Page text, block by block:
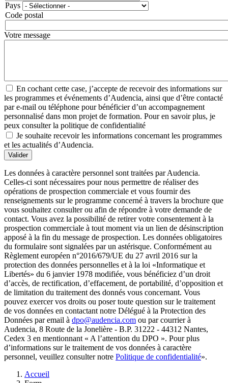
Adresse
Pays
Code postal
Votre message
En cochant cette case, j’accepte de recevoir des informations sur
les programmes et événements d’Audencia, ainsi que d’être contacté
par e-mail ou téléphone pour bénéficier d’un accompagnement
personnalisé dans mon projet de formation. Pour en savoir plus, je
peux consulter la politique de confidentialité
Je souhaite recevoir les informations concernant les programmes
et les actualités d’Audencia.
Valider
Les données à caractère personnel sont traitées par Audencia.
Celles-ci sont nécessaires pour nous permettre de réaliser des
opérations de prospection commerciale et vous fournir des
renseignements sur le programme concerné à travers la brochure que
vous souhaitez consulter ou afin de répondre à votre demande de
contact. Vous avez la possibilité de retirer votre consentement à la
prospection commerciale à tout moment via un lien de désinscription
apposé à la fin du message de prospection. Les données obligatoires
du formulaire sont signalées par un astérisque. Conformément au
Règlement européen n°2016/679/UE du 27 avril 2016 sur la
protection des données personnelles et à la loi «Informatique et
Libertés» du 6 janvier 1978 modifiée, vous bénéficiez d’un droit
d’accès, de rectification, d’effacement, de portabilité, d’opposition et
de limitation du traitement des donnés vous concernant. Vous
pouvez exercer vos droits ou poser toute question sur le traitement
de vos données en contactant notre Délégué à la Protection des
Données par email à dpo@audencia.com ou par courrier à
Audencia, 8 Route de la Jonelière - B.P. 31222 - 44312 Nantes,
Cedex 3 en mentionnant « A l’attention du DPO ». Pour plus
d’informations sur le traitement de vos données à caractère
personnel, veuillez consulter notre Politique de confidentialité».
Accueil